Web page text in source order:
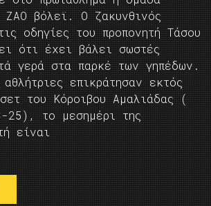
ΖΑΟ βόλεϊ. Ο ζακυνθινός
οδηγίες του προπονητή Τάσου
ότι έχει βάλει σωστές
γερά στα παρκέ των γηπέδων.
επικράτησαν εκτός
του Κόροιβου Αμαλιάδας (
το μεσημέρι της
είναι